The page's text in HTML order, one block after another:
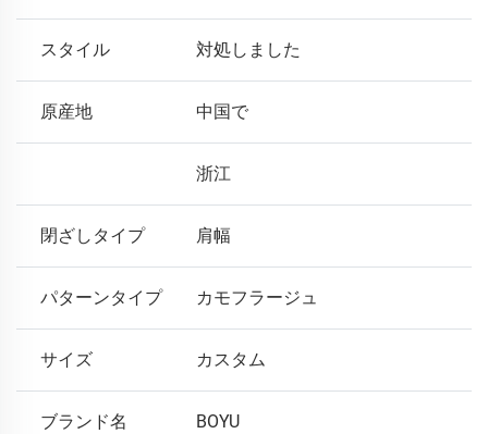
スタイル 対処しました
原産地 中国で
浙江
閉ざしタイプ 肩幅
パターンタイプ カモフラージュ
サイズ カスタム
ブランド名 BOYU